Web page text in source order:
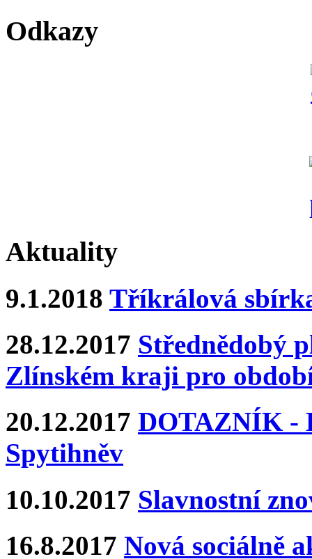
Odkazy
Aktuality
9.1.2018 Tříkrálová
28.12.2017 Střednědobý
Zlínském kraji pro
20.12.2017 DOTAZNÍK -
Spytihněv
10.10.2017 Slavnostní
16.8.2017 Nová sociálně